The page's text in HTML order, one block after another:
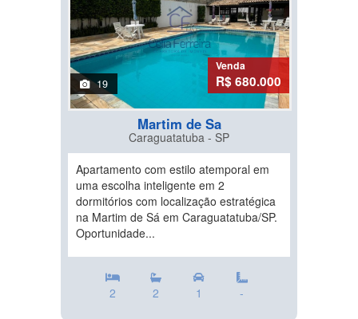
19
Venda
R$ 680.000
Martim de Sa
Caraguatatuba - SP
Apartamento com estilo atemporal em
uma escolha inteligente em 2
dormitórios com localização estratégica
na Martim de Sá em Caraguatatuba/SP.
Oportunidade...
2 2 1 -